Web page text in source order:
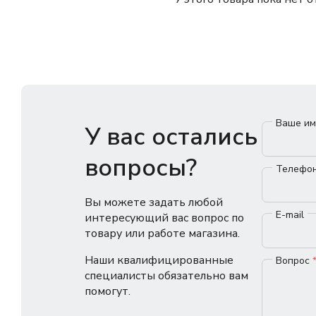
У вас остались
вопросы?
Вы можете задать любой
интересующий вас вопрос по
товару или работе магазина.
Наши квалифицированные
специалисты обязательно вам
помогут.
Ваше
E-mail
Вопрос *